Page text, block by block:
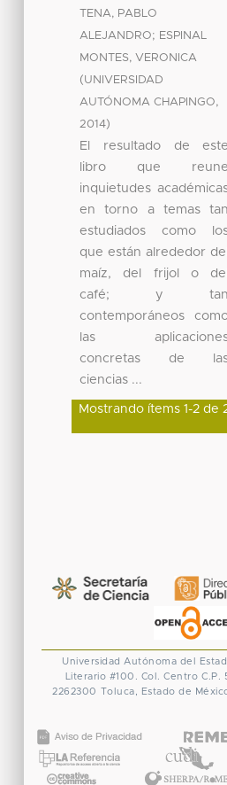
TENA, PABLO
ALEJANDRO; ESPINAL
MONTES, VERONICA
(UNIVERSIDAD
AUTÓNOMA CHAPINGO,
2014)
El resultado de este
libro que reune
inquietudes
en torno a temas tan
estudiados como
que están alrededor
maíz, del frijol o
café; y tan
contemporáneos
las
concretas de
ciencias ...
Mostrando ítems 1-2 de
Universidad Autónoma del
Literario #100. Col. Centro C.P.
2262300 Toluca, Estado de